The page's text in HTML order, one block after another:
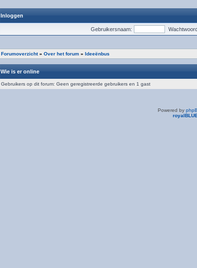
Inloggen
Gebruikersnaam:
Forumoverzicht» Over het forum» Ideeënbus
Wie is er online
Gebruikers op dit forum: Geen geregistreerde gebruikers en 1 gast
Powered by
royalBLUE